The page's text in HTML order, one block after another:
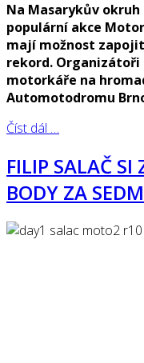
Na Masarykův
populární akce
mají možnost
rekord. Organizátoři
motorkáře na
Automotodromu
Číst dál …
FILIP SALAČ
BODY ZA